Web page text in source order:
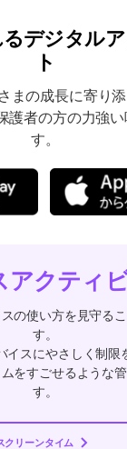
デジタル
ト
まの成長に寄り
護者の方の力強い
す。
アクティ
の使い方を見守る
す。
イスにやさしく制限
をすごせるような
す。
クリーンタイム